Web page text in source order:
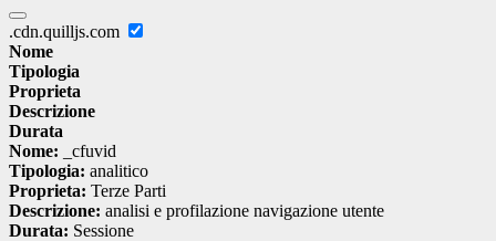
.cdn.quilljs.com
Nome
Tipologia
Proprieta
Descrizione
Durata
Nome: _cfuvid
Tipologia: analitico
Proprieta: Terze Parti
Descrizione: analisi e profilazione navigazione utente
Durata: Sessione